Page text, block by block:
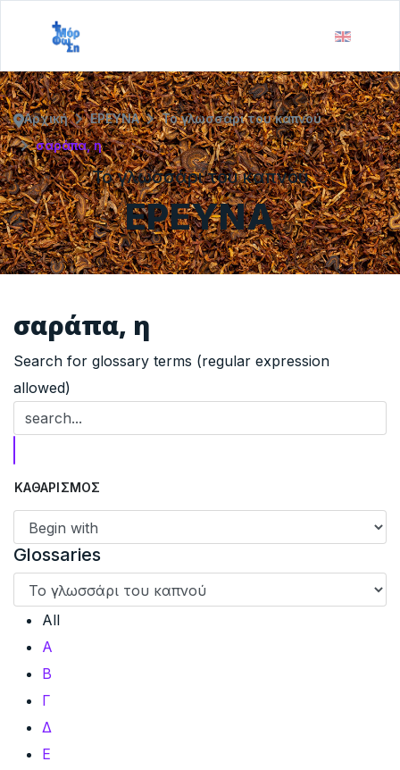
ΕΡΕΥΝΑ
Το γλωσσάρι του καπνού
Αρχική ΕΡΕΥΝΑ
Το γλωσσάρι του καπνού
σαράπα, η
σαράπα, η
Search for glossary terms (regular expression
allowed)
Glossaries
All
Α
Β
Γ
Δ
Ε